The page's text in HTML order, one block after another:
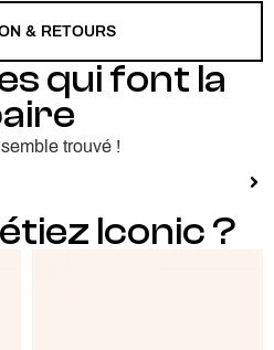
& RETOURS
qui font la
trouvé !
Iconic ?